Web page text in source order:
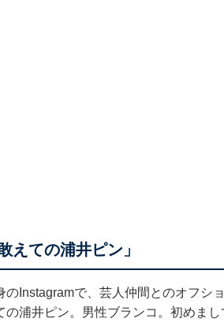
敢えての浦井ピン」
のInstagramで、芸人仲間とのオフシ
の浦井ピン。男性ブランコ。初めま